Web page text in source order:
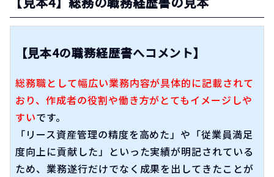
【見本4の職務経歴書へコメント】
総務職として幅広い業務内容が具体的に記載されて
おり、作成者の役割や働き方がとてもイメージしや
すいです。
「リース資産管理の精度を高めた」や「従業員満足
度向上に貢献した」といった実績が明記されている
ため、業務遂行だけでなく成果を出してきたことが